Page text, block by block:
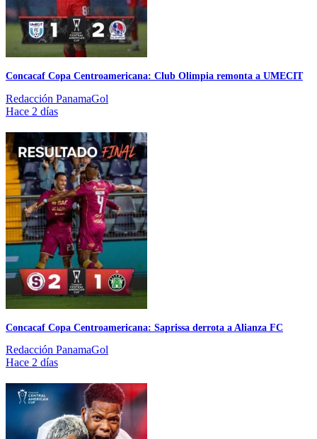
Concacaf Copa Centroamericana: Club Olimpia remonta a UMECIT
Redacción PanamaGol
Hace 2 días
Concacaf Copa Centroamericana: Saprissa derrota a Alianza FC
Redacción PanamaGol
Hace 2 días